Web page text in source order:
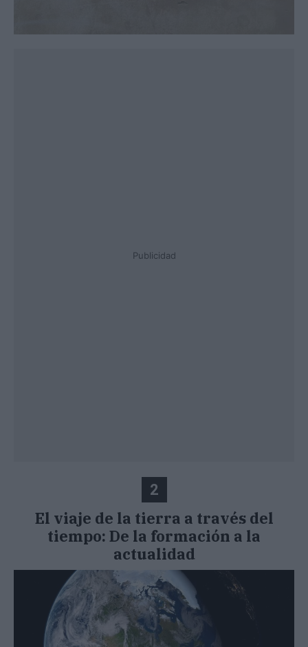
Publicidad
2
El viaje de la tierra a través del
tiempo: De la formación a la
actualidad